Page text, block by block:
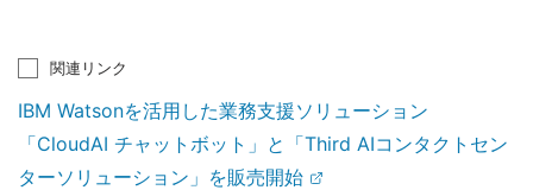
関連リンク
IBM Watsonを活用した業務支援ソリューション
「CloudAI チャットボット」と「Third AIコンタクトセン
ターソリューション」を販売開始